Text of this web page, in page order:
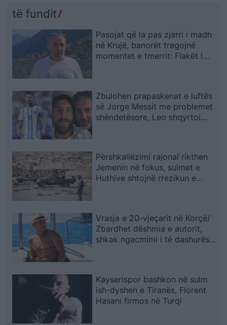
të fundit
Pasojat që la pas zjarri i madh
në Krujë, banorët tregojnë
momentet e tmerrit: Flakët i
Zbulohen prapaskenat e luftës
së Jorge Messit me problemet
shëndetësore, Leo shqyrtoi
Përshkallëzimi rajonal rikthen
Jemenin në fokus, sulmet e
Huthive shtojnë rrezikun e
Vrasja e 20-vjeçarit në Korçë/
Zbardhet dëshmia e autorit,
shkak ngacmimi i të dashurës
Kayserispor bashkon në sulm
ish-dyshen e Tiranës, Florent
Hasani firmos në Turqi